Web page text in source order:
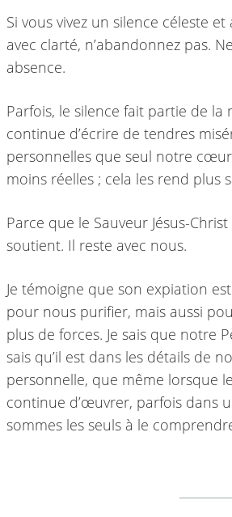
Si vous vivez un silence céleste
avec clarté, n’abandonnez pas.
absence.
Parfois, le silence fait partie de la
continue d’écrire de tendres
personnelles que seul notre
moins réelles ; cela les rend plus
Parce que le Sauveur Jésus-
soutient. Il reste avec nous.
Je témoigne que son expiation
pour nous purifier, mais aussi
plus de forces. Je sais que notre
sais qu’il est dans les détails de
personnelle, que même lorsque
continue d’œuvrer, parfois dans
sommes les seuls à le